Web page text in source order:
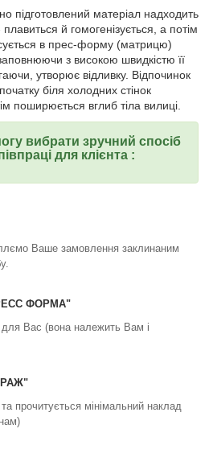
підготовлений матеріал надходить
й гомогенізується, а потім
в прес-форму (матрицю)
з високою швидкістю її
утворює відливку. Відпочинок
біля холодних стінок
поширюється вглиб тіла вилиці.
вибрати зручний спосіб
для клієнта :
Ваше замовлення заклинаним
ФОРМА"
Вас (вона належить Вам і
прочитується мінімальний наклад